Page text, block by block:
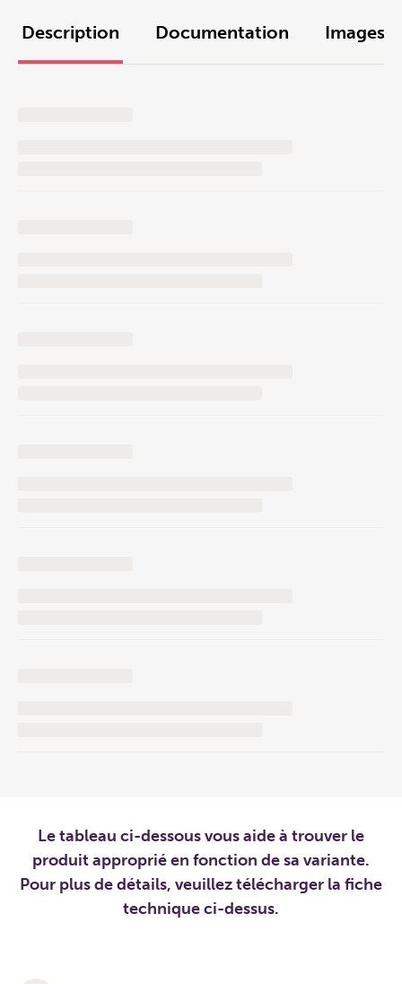
Description Documentation Images
Le tableau ci-dessous vous aide à trouver le
produit approprié en fonction de sa variante.
Pour plus de détails, veuillez télécharger la fiche
technique ci-dessus.